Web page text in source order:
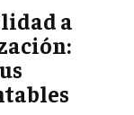
WEB
a